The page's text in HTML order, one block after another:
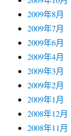
2009年8月
2009年7月
2009年6月
2009年4月
2009年3月
2009年2月
2009年1月
2008年12月
2008年11月